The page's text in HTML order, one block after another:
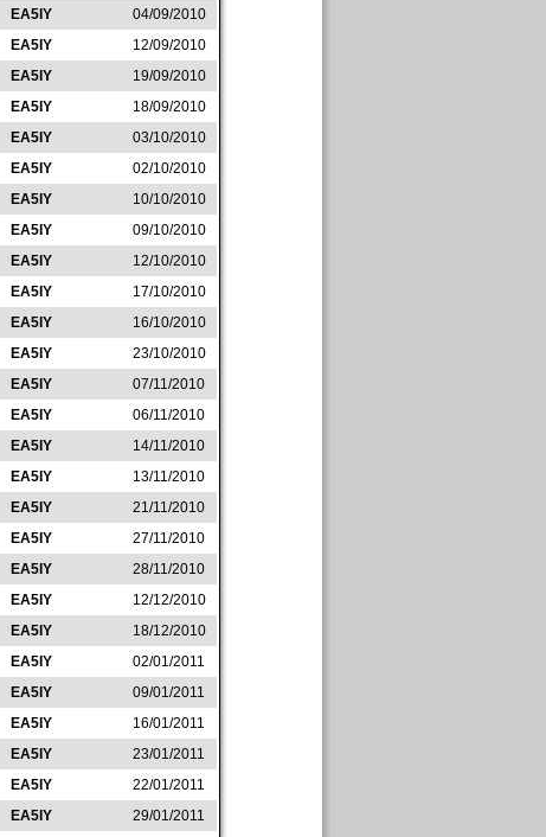
EA5IY
04/09/2010
EA5IY
12/09/2010
EA5IY
19/09/2010
EA5IY
18/09/2010
EA5IY
03/10/2010
EA5IY
02/10/2010
EA5IY
10/10/2010
EA5IY
09/10/2010
EA5IY
12/10/2010
EA5IY
17/10/2010
EA5IY
16/10/2010
EA5IY
23/10/2010
EA5IY
07/11/2010
EA5IY
06/11/2010
EA5IY
14/11/2010
EA5IY
13/11/2010
EA5IY
21/11/2010
EA5IY
27/11/2010
EA5IY
28/11/2010
EA5IY
12/12/2010
EA5IY
18/12/2010
EA5IY
02/01/2011
EA5IY
09/01/2011
EA5IY
16/01/2011
EA5IY
23/01/2011
EA5IY
22/01/2011
EA5IY
29/01/2011